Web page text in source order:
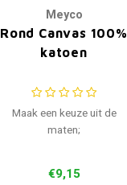
Meyco
Rond Canvas 100%
katoen
Maak een keuze uit de
maten;
€9,15